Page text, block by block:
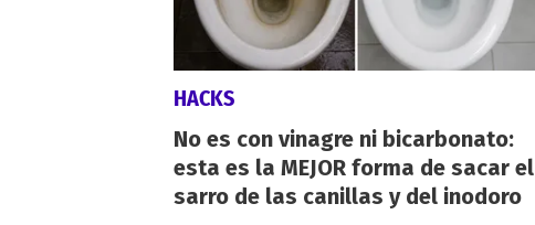
HACKS
No es con vinagre ni bicarbonato:
esta es la MEJOR forma de sacar el
sarro de las canillas y del inodoro